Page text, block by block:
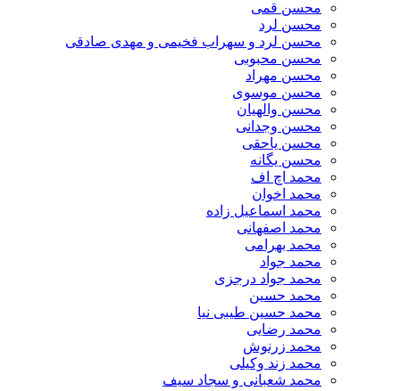
محسن قمی
محسن لرد
محسن لرد و سهراب فخیمی و مهدی صادقی
محسن محبوبی
محسن مهراد
محسن موسوی
محسن والهیان
محسن وجدانی
محسن یاحقی
محسن یگانه
محمد اچ اف
محمد اخوان
محمد اسماعیل زاده
محمد اصفهانی
محمد بهرامی
محمد جواد
محمد جواد درجزی
محمد حسین
محمد حسین طیبی نیا
محمد رضایی
محمد زرنوش
محمد زند وکیلی
محمد شعبانی و سجاد سیف